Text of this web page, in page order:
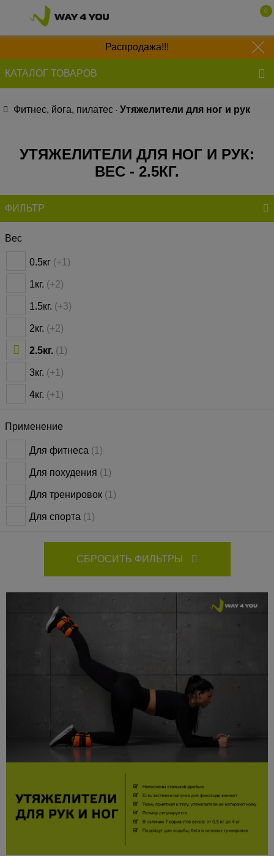
Распродажа!!!050 641 83 40
0
КАТАЛОГ ТОВАРОВ
Фитнес, йога, пилатес Утяжелители для ног и рук
УТЯЖЕЛИТЕЛИ ДЛЯ НОГ И РУК:
ВЕС - 2.5КГ.
ФИЛЬТР
Вес
0.5кг (+1)
1кг. (+2)
1.5кг. (+3)
2кг. (+2)
2.5кг. (1)
3кг. (+1)
4кг. (+1)
Применение
Для фитнеса (1)
Для похудения (1)
Для тренировок (1)
Для спорта (1)
СБРОСИТЬ ФИЛЬТРЫ